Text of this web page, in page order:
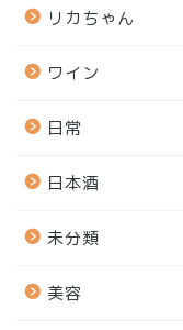
リカちゃん
ワイン
日常
日本酒
未分類
美容